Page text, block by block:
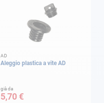
AD
Aleggio plastica a vite AD
già da
5,70 €